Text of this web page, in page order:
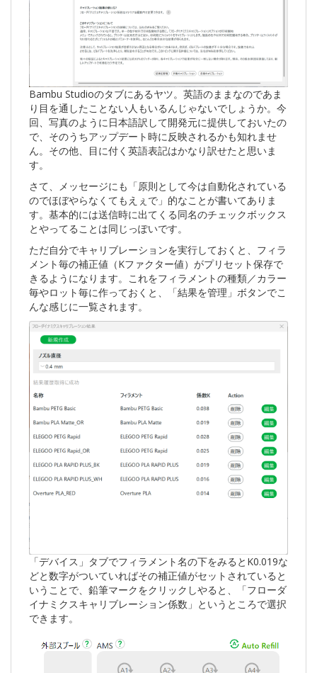
Bambu Studioのタブにあるヤツ。英語のままなのであま
り目を通したことない人もいるんじゃないでしょうか。今
回、写真のように日本語訳して開発元に提供しておいたの
で、そのうちアップデート時に反映されるかも知れませ
ん。その他、目に付く英語表記はかなり訳せたと思いま
す。
さて、メッセージにも「原則として今は自動化されている
のでほぼやらなくてもえぇで」的なことが書いてありま
す。基本的には送信時に出てくる同名のチェックボックス
とやってることは同じっぽいです。
ただ自分でキャリブレーションを実行しておくと、フィラ
メント毎の補正値（Kファクター値）がプリセット保存で
きるようになります。これをフィラメントの種類／カラー
毎やロット毎に作っておくと、「結果を管理」ボタンでこ
んな感じに一覧されます。
「デバイス」タブでフィラメント名の下をみるとK0.019な
どと数字がついていればその補正値がセットされていると
いうことで、鉛筆マークをクリックしやると、「フローダ
イナミクスキャリブレーション係数」というところで選択
できます。